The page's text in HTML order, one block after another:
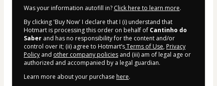
Was your information autofill in? Click here to learn more.
By clicking 'Buy Now' I declare that I (i) understand that
Hotmart is processing this order on behalf of Cantinho do
Saber and has no responsibility for the content and/or
control over it; (ii) agree to Hotmart’sTerms of Use, Privacy
Policy and other company policies and (iii) am of legal age or
authorized and accompanied by a legal guardian.
Learn more about your purchase here.